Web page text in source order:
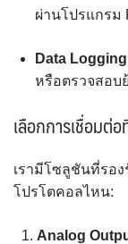
ผ่านโปรแกรม
Data
หรือตรวจสอบ
เลือกการเชื่อมต่
เรามีโซลูชันที่รอ
โปรโตคอลไหน:
Analog